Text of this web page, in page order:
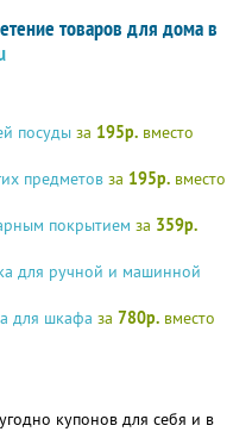
товаров для дома в
посуды за 195р. вместо
предметов за 195р. вместо
покрытием за 359р.
для ручной и машинной
для шкафа за 780р. вместо
купонов для себя и в